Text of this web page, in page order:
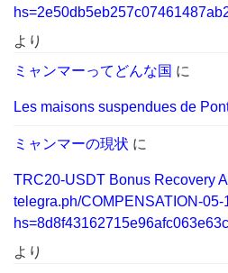
より
ミャンマーってどんな国 に
Les maisons suspendues de
ミャンマーの現状 に
TRC20-USDT Bonus Recovery
telegra.ph/COMPENSATION-05-
より